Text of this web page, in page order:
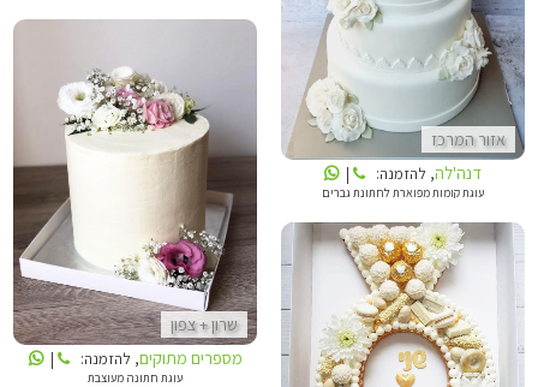
אזור המרכז
דנה'לה, להזמנה: |
עוגת קומות מפוארת לחתונת גברים
שרון + צפון
מספרים מתוקים, להזמנה: |
עוגת חתונה מעוצבת
SALLY CAKE